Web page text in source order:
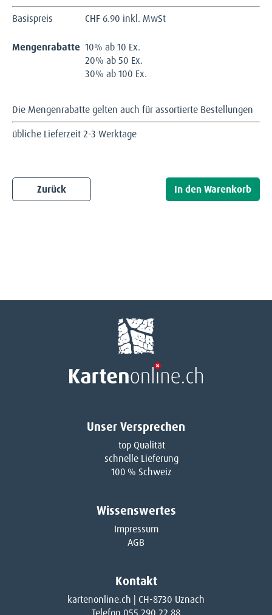
Basispreis
CHF 6.90 inkl. MwSt
Mengenrabatte 10% ab 10 Ex.
20% ab 50 Ex.
30% ab 100 Ex.
Die Mengenrabatte gelten auch für assortierte Bestellungen
übliche Lieferzeit 2-3 Werktage
Zurück
Unser Versprechen
top Qualität
schnelle Lieferung
100 % Schweiz
Wissenswertes
Impressum
AGB
Kontakt
kartenonline.ch | CH-8730 Uznach